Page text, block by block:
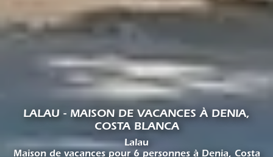
LALAU - MAISON DE VACANCES À DENIA,
COSTA BLANCA
Lalau
Maison de vacances pour 6 personnes à Denia, Costa